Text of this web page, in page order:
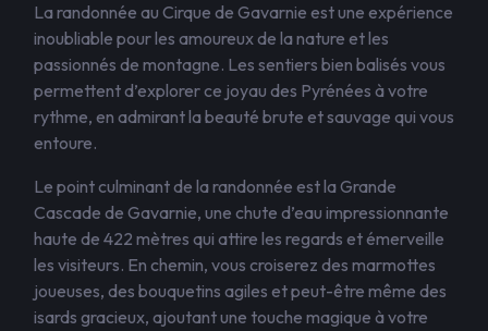
La randonnée au Cirque de Gavarnie est une expérience
inoubliable pour les amoureux de la nature et les
passionnés de montagne. Les sentiers bien balisés vous
permettent d’explorer ce joyau des Pyrénées à votre
rythme, en admirant la beauté brute et sauvage qui vous
entoure.
Le point culminant de la randonnée est la Grande
Cascade de Gavarnie, une chute d’eau impressionnante
haute de 422 mètres qui attire les regards et émerveille
les visiteurs. En chemin, vous croiserez des marmottes
joueuses, des bouquetins agiles et peut-être même des
isards gracieux, ajoutant une touche magique à votre